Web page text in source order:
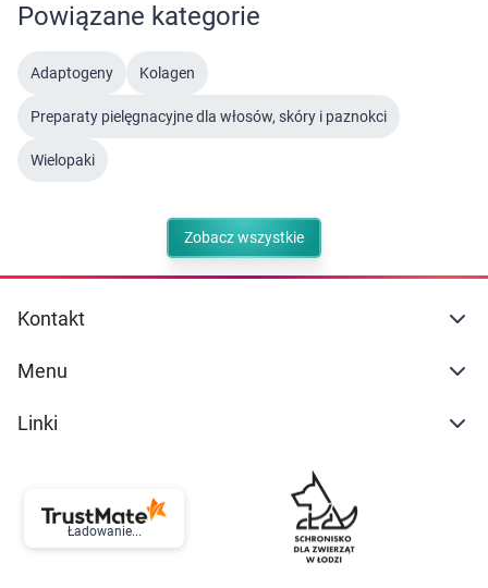
Powiązane kategorie
Adaptogeny Kolagen
Preparaty pielęgnacyjne dla włosów, skóry i paznokci
Wielopaki
Zobacz wszystkie
Kontakt
Menu
Linki
Ładowanie...